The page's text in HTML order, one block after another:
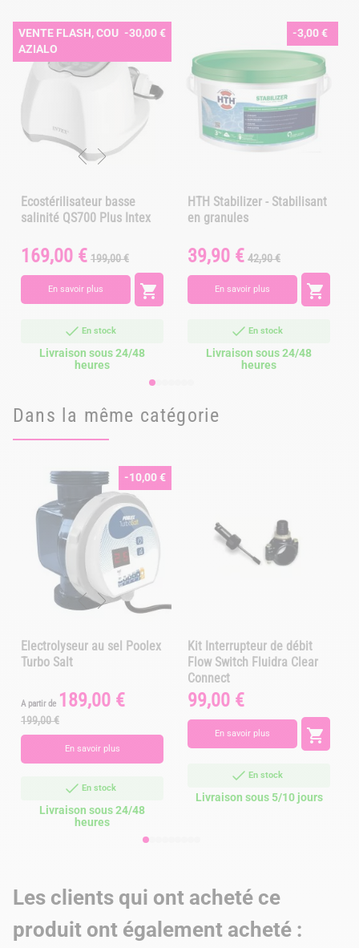
VENTE FLASH, COUP DE 🩵
AZIALO
-30,00 €
Ecostérilisateur basse
salinité QS700 Plus Intex
Prix
169,00 € Prix
base
199,00 €
En savoir plus 
En stock
Livraison sous 24/48
heures
-3,00 €
HTH Stabilizer - Stabilisant
en granules
Prix
39,90 € Prix
base
42,90 €
En savoir plus 
En stock
Livraison sous 24/48
heures
Dans la même catégorie
-10,00 €
Electrolyseur au sel Poolex
Turbo Salt
A partir de Prix
189,00 €Prix
base
199,00 €
En savoir plus
En stock
Livraison sous 24/48
heures
Kit Interrupteur de débit
Flow Switch Fluidra Clear
Connect
Prix
99,00 €
En savoir plus 
En stock
Livraison sous 5/10 jours
Les clients qui ont acheté ce
produit ont également acheté :